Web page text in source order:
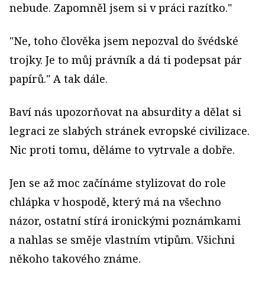
nebude. Zapomněl jsem si v práci razítko."
"Ne, toho člověka jsem nepozval do švédské
trojky. Je to můj právník a dá ti podepsat pár
papírů." A tak dále.
Baví nás upozorňovat na absurdity a dělat si
legraci ze slabých stránek evropské civilizace.
Nic proti tomu, děláme to vytrvale a dobře.
Jen se až moc začínáme stylizovat do role
chlápka v hospodě, který má na všechno
názor, ostatní stírá ironickými poznámkami
a nahlas se směje vlastním vtipům. Všichni
někoho takového známe.